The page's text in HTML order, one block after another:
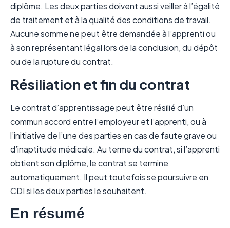
diplôme. Les deux parties doivent aussi veiller à l’égalité
de traitement et à la qualité des conditions de travail.
Aucune somme ne peut être demandée à l’apprenti ou
à son représentant légal lors de la conclusion, du dépôt
ou de la rupture du contrat.
Résiliation et fin du contrat
Le contrat d’apprentissage peut être résilié d’un
commun accord entre l’employeur et l’apprenti, ou à
l’initiative de l’une des parties en cas de faute grave ou
d’inaptitude médicale. Au terme du contrat, si l’apprenti
obtient son diplôme, le contrat se termine
automatiquement. Il peut toutefois se poursuivre en
CDI si les deux parties le souhaitent.
En résumé